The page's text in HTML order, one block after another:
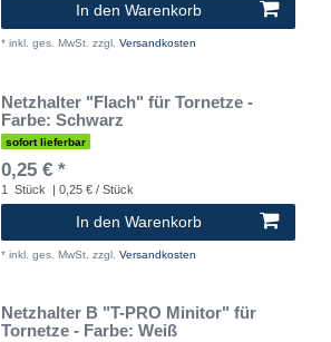
In den Warenkorb
* inkl. ges. MwSt. zzgl. Versandkosten
Netzhalter "Flach" für Tornetze -
Farbe: Schwarz
sofort lieferbar
0,25 € *
1 Stück | 0,25 € / Stück
In den Warenkorb
* inkl. ges. MwSt. zzgl. Versandkosten
Netzhalter B "T-PRO Minitor" für
Tornetze - Farbe: Weiß